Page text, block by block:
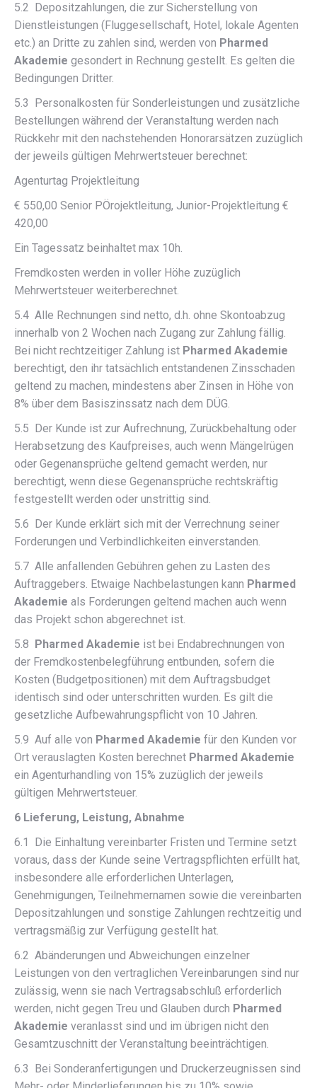
5.2 Depositzahlungen, die zur Sicherstellung von
Dienstleistungen (Fluggesellschaft, Hotel, lokale Agenten
etc.) an Dritte zu zahlen sind, werden von Pharmed
Akademie gesondert in Rechnung gestellt. Es gelten die
Bedingungen Dritter.
5.3 Personalkosten für Sonderleistungen und zusätzliche
Bestellungen während der Veranstaltung werden nach
Rückkehr mit den nachstehenden Honorarsätzen zuzüglich
der jeweils gültigen Mehrwertsteuer berechnet:
Agenturtag Projektleitung
€ 550,00 Senior PÖrojektleitung, Junior-Projektleitung €
420,00
Ein Tagessatz beinhaltet max 10h.
Fremdkosten werden in voller Höhe zuzüglich
Mehrwertsteuer weiterberechnet.
5.4 Alle Rechnungen sind netto, d.h. ohne Skontoabzug
innerhalb von 2 Wochen nach Zugang zur Zahlung fällig.
Bei nicht rechtzeitiger Zahlung ist Pharmed Akademie
berechtigt, den ihr tatsächlich entstandenen Zinsschaden
geltend zu machen, mindestens aber Zinsen in Höhe von
8% über dem Basiszinssatz nach dem DÜG.
5.5 Der Kunde ist zur Aufrechnung, Zurückbehaltung oder
Herabsetzung des Kaufpreises, auch wenn Mängelrügen
oder Gegenansprüche geltend gemacht werden, nur
berechtigt, wenn diese Gegenansprüche rechtskräftig
festgestellt werden oder unstrittig sind.
5.6 Der Kunde erklärt sich mit der Verrechnung seiner
Forderungen und Verbindlichkeiten einverstanden.
5.7 Alle anfallenden Gebühren gehen zu Lasten des
Auftraggebers. Etwaige Nachbelastungen kann Pharmed
Akademie als Forderungen geltend machen auch wenn
das Projekt schon abgerechnet ist.
5.8 Pharmed Akademie ist bei Endabrechnungen von
der Fremdkostenbelegführung entbunden, sofern die
Kosten (Budgetpositionen) mit dem Auftragsbudget
identisch sind oder unterschritten wurden. Es gilt die
gesetzliche Aufbewahrungspflicht von 10 Jahren.
5.9 Auf alle von Pharmed Akademie für den Kunden vor
Ort verauslagten Kosten berechnet Pharmed Akademie
ein Agenturhandling von 15% zuzüglich der jeweils
gültigen Mehrwertsteuer.
6 Lieferung, Leistung, Abnahme
6.1 Die Einhaltung vereinbarter Fristen und Termine setzt
voraus, dass der Kunde seine Vertragspflichten erfüllt hat,
insbesondere alle erforderlichen Unterlagen,
Genehmigungen, Teilnehmernamen sowie die vereinbarten
Depositzahlungen und sonstige Zahlungen rechtzeitig und
vertragsmäßig zur Verfügung gestellt hat.
6.2 Abänderungen und Abweichungen einzelner
Leistungen von den vertraglichen Vereinbarungen sind nur
zulässig, wenn sie nach Vertragsabschluß erforderlich
werden, nicht gegen Treu und Glauben durch Pharmed
Akademie veranlasst sind und im übrigen nicht den
Gesamtzuschnitt der Veranstaltung beeinträchtigen.
6.3 Bei Sonderanfertigungen und Druckerzeugnissen sind